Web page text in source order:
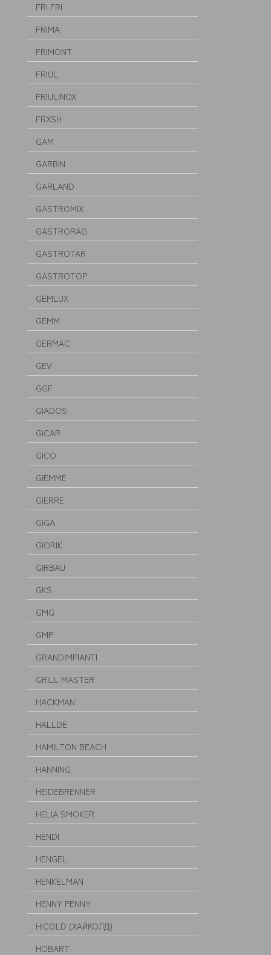
FRI FRI
FRIMA
FRIMONT
FRIUL
FRIULINOX
FRXSH
GAM
GARBIN
GARLAND
GASTROMIX
GASTRORAG
GASTROTAR
GASTROTOP
GEMLUX
GEMM
GERMAC
GEV
GGF
GIADOS
GICAR
GICO
GIEMME
GIERRE
GIGA
GIORIK
GIRBAU
GKS
GMG
GMP
GRANDIMPIANTI
GRILL MASTER
HACKMAN
HALLDE
HAMILTON BEACH
HANNING
HEIDEBRENNER
HELIA SMOKER
HENDI
HENGEL
HENKELMAN
HENNY PENNY
HICOLD (ХАЙКОЛД)
HOBART